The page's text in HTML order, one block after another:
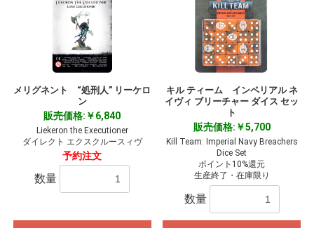
メリグネント “処刑人” リーケロ
ン
販売価格:￥6,840
Liekeron the Executioner
ダイレクト エクスクルースィヴ
予約注文
数量
キル ティーム インペリアル ネ
イヴィ ブリーチャー ダイス セッ
ト
販売価格:￥5,700
Kill Team: Imperial Navy Breachers
Dice Set
ポイント10%還元
生産終了・在庫限り
数量